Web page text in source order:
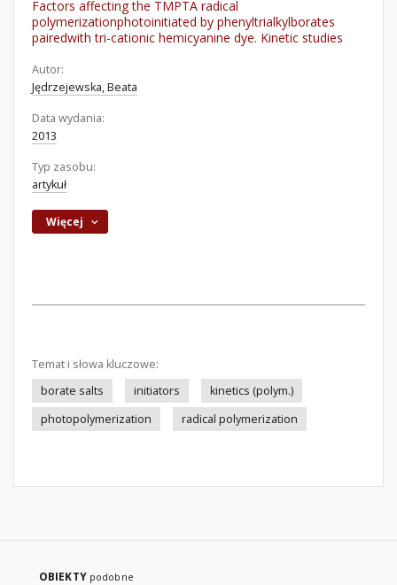
Factors affecting the TMPTA radical
polymerizationphotoinitiated by phenyltrialkylborates
pairedwith tri-cationic hemicyanine dye. Kinetic studies
Autor:
Jędrzejewska, Beata
Data wydania:
2013
Typ zasobu:
artykuł
Więcej
Temat i słowa kluczowe:
borate salts
initiators
kinetics (polym.)
photopolymerization
radical polymerization
OBIEKTY podobne